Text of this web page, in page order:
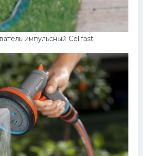
импульсный Cellfast